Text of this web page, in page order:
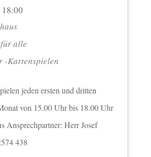
alle
-Kartenspielen
jeden ersten und dritten
von 15.00 Uhr bis 18.00 Uhr
Ansprechpartner: Herr Josef
438